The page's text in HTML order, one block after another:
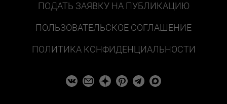
ПОДАТЬ ЗАЯВКУ НА ПУБЛИКАЦИЮ
ПОЛЬЗОВАТЕЛЬСКОЕ СОГЛАШЕНИЕ
ПОЛИТИКА КОНФИДЕНЦИАЛЬНОСТИ